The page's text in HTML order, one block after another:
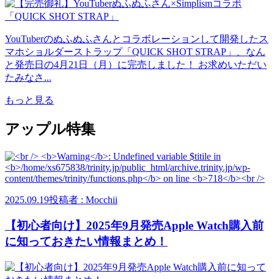
YouTuberのぬふぬふさんとコラボレーションして開発したス
マホショルダーストラップ「QUICK SHOT STRAP」、なん
と発売日の4月21日（月）に完売しました！ お求めいただい
たみなさ...
もっと見る
アップル特集
2025.09.19投稿者 : Mocchii
【初心者向け】2025年9月発売Apple Watch購入前
に知っておきたい情報まとめ！